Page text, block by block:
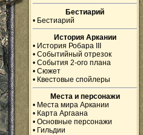
Бестиарий
• Бестиарий
История Аркании
• История Робара III
• Событийный отрезок
• События 2-ого плана
• Сюжет
• Квестовые спойлеры
Места и персонажи
• Места мира Аркании
• Карта Аргаана
• Основные персонажи
• Гильдии